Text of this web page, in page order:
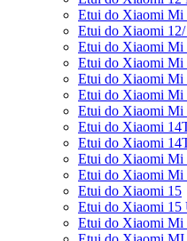
Etui do Xiaomi Mi
Etui do Xiaomi
Etui do Xiaomi Mi
Etui do Xiaomi Mi
Etui do Xiaomi Mi
Etui do Xiaomi Mi
Etui do Xiaomi Mi
Etui do Xiaomi
Etui do Xiaomi
Etui do Xiaomi Mi
Etui do Xiaomi Mi
Etui do Xiaomi 15
Etui do Xiaomi 15
Etui do Xiaomi Mi